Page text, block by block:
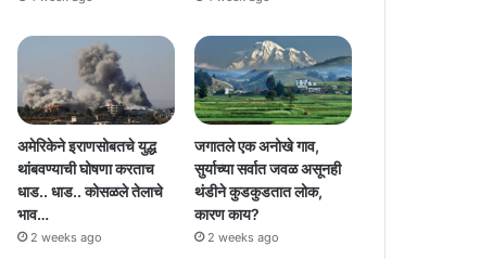
अमेरिकेने इराणसोबतचे युद्ध
थांबवण्याची घोषणा करताच
धाड.. धाड.. कोसळले तेलाचे
भाव…
2 weeks ago
जगातले एक अनोखे गाव,
सुर्याच्या सर्वात जवळ असूनही
थंडीने कुडकुडतात लोक,
कारण काय?
2 weeks ago